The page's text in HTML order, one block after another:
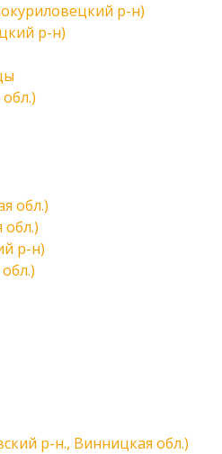
р-н)
р-н)
обл.)
р-н)
р-н., Винницкая обл.)